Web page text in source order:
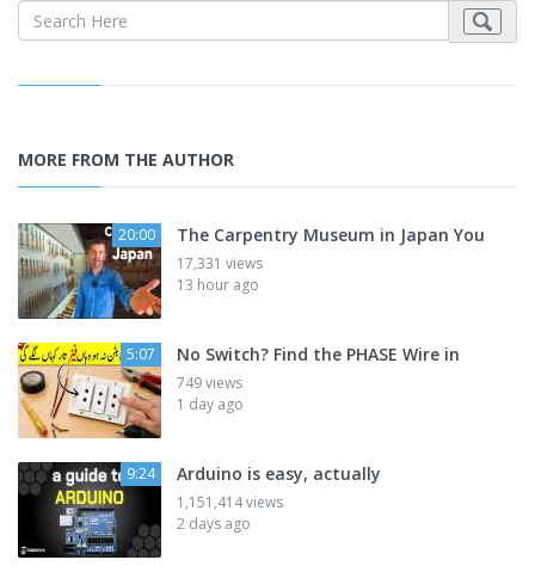
MORE FROM THE AUTHOR
20:00 The Carpentry Museum in Japan You
17,331 views
13 hour ago
5:07 No Switch? Find the PHASE Wire in
749 views
1 day ago
9:24 Arduino is easy, actually
1,151,414 views
2 days ago